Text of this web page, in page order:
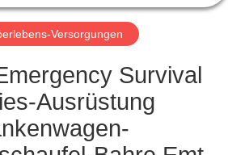
Versorgungen
Survival
Ausrüstung